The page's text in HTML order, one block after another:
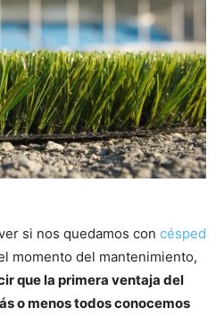
si nos quedamos con césped
momento del mantenimiento,
que la primera ventaja del
o menos todos conocemos